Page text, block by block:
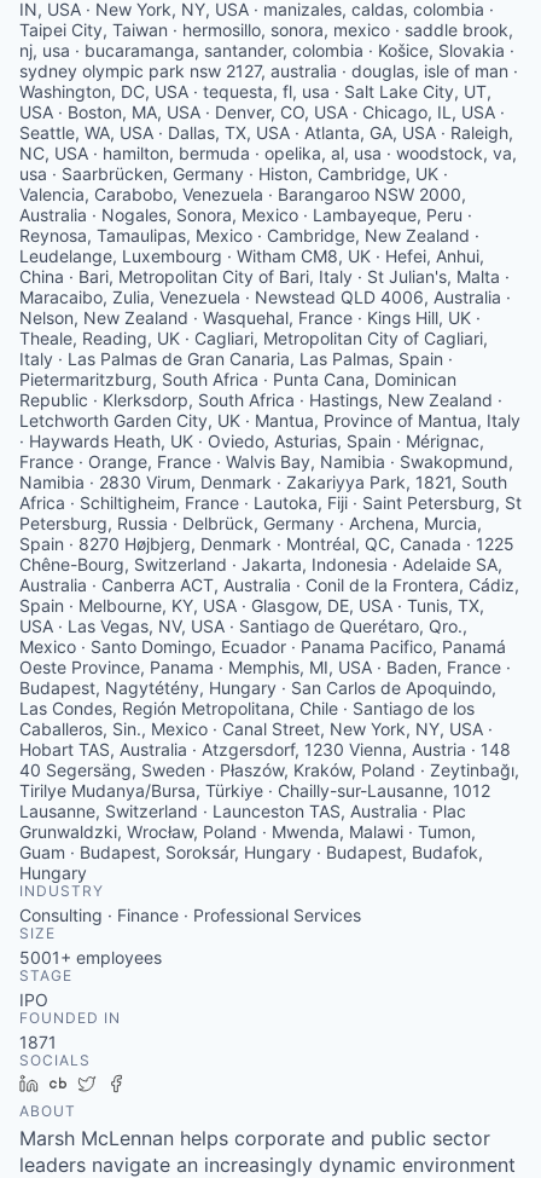
IN, USA · New York, NY, USA · manizales, caldas, colombia ·
Taipei City, Taiwan · hermosillo, sonora, mexico · saddle brook,
nj, usa · bucaramanga, santander, colombia · Košice, Slovakia ·
sydney olympic park nsw 2127, australia · douglas, isle of man ·
Washington, DC, USA · tequesta, fl, usa · Salt Lake City, UT,
USA · Boston, MA, USA · Denver, CO, USA · Chicago, IL, USA ·
Seattle, WA, USA · Dallas, TX, USA · Atlanta, GA, USA · Raleigh,
NC, USA · hamilton, bermuda · opelika, al, usa · woodstock, va,
usa · Saarbrücken, Germany · Histon, Cambridge, UK ·
Valencia, Carabobo, Venezuela · Barangaroo NSW 2000,
Australia · Nogales, Sonora, Mexico · Lambayeque, Peru ·
Reynosa, Tamaulipas, Mexico · Cambridge, New Zealand ·
Leudelange, Luxembourg · Witham CM8, UK · Hefei, Anhui,
China · Bari, Metropolitan City of Bari, Italy · St Julian's, Malta ·
Maracaibo, Zulia, Venezuela · Newstead QLD 4006, Australia ·
Nelson, New Zealand · Wasquehal, France · Kings Hill, UK ·
Theale, Reading, UK · Cagliari, Metropolitan City of Cagliari,
Italy · Las Palmas de Gran Canaria, Las Palmas, Spain ·
Pietermaritzburg, South Africa · Punta Cana, Dominican
Republic · Klerksdorp, South Africa · Hastings, New Zealand ·
Letchworth Garden City, UK · Mantua, Province of Mantua, Italy
· Haywards Heath, UK · Oviedo, Asturias, Spain · Mérignac,
France · Orange, France · Walvis Bay, Namibia · Swakopmund,
Namibia · 2830 Virum, Denmark · Zakariyya Park, 1821, South
Africa · Schiltigheim, France · Lautoka, Fiji · Saint Petersburg, St
Petersburg, Russia · Delbrück, Germany · Archena, Murcia,
Spain · 8270 Højbjerg, Denmark · Montréal, QC, Canada · 1225
Chêne-Bourg, Switzerland · Jakarta, Indonesia · Adelaide SA,
Australia · Canberra ACT, Australia · Conil de la Frontera, Cádiz,
Spain · Melbourne, KY, USA · Glasgow, DE, USA · Tunis, TX,
USA · Las Vegas, NV, USA · Santiago de Querétaro, Qro.,
Mexico · Santo Domingo, Ecuador · Panama Pacifico, Panamá
Oeste Province, Panama · Memphis, MI, USA · Baden, France ·
Budapest, Nagytétény, Hungary · San Carlos de Apoquindo,
Las Condes, Región Metropolitana, Chile · Santiago de los
Caballeros, Sin., Mexico · Canal Street, New York, NY, USA ·
Hobart TAS, Australia · Atzgersdorf, 1230 Vienna, Austria · 148
40 Segersäng, Sweden · Płaszów, Kraków, Poland · Zeytinbağı,
Tirilye Mudanya/Bursa, Türkiye · Chailly-sur-Lausanne, 1012
Lausanne, Switzerland · Launceston TAS, Australia · Plac
Grunwaldzki, Wrocław, Poland · Mwenda, Malawi · Tumon,
Guam · Budapest, Soroksár, Hungary · Budapest, Budafok,
Hungary
INDUSTRY
Consulting · Finance · Professional Services
SIZE
5001+ employees
STAGE
IPO
FOUNDED IN
1871
SOCIALS
LinkedIn
Crunchbase
Twitter
ABOUT
Marsh McLennan helps corporate and public sector
leaders navigate an increasingly dynamic environment